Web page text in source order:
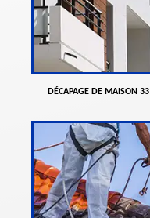
DÉCAPAGE DE MAISON 33